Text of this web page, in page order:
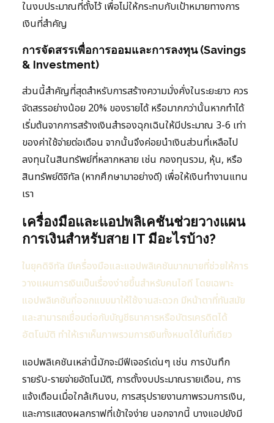
ในงบประมาณที่ตั้งไว้ เพื่อไม่ให้กระทบกับเป้าหมายทางการ
เงินที่สำคัญ
การจัดสรรเพื่อการออมและการลงทุน (Savings
& Investment)
ส่วนนี้สำคัญที่สุดสำหรับการสร้างความมั่งคั่งในระยะยาว ควร
จัดสรรอย่างน้อย 20% ของรายได้ หรือมากกว่านั้นหากทำได้
เริ่มต้นจากการสร้างเงินสำรองฉุกเฉินให้มีประมาณ 3-6 เท่า
ของค่าใช้จ่ายต่อเดือน จากนั้นจึงค่อยนำเงินส่วนที่เหลือไป
ลงทุนในสินทรัพย์ที่หลากหลาย เช่น กองทุนรวม, หุ้น, หรือ
สินทรัพย์ดิจิทัล (หากศึกษามาอย่างดี) เพื่อให้เงินทำงานแทน
เรา
เครื่องมือและแอปพลิเคชันช่วยวางแผน
การเงินสำหรับสาย IT มีอะไรบ้าง?
ในยุคดิจิทัล มีเครื่องมือและแอปพลิเคชันมากมายที่ช่วยให้การ
วางแผนการเงินเป็นเรื่องง่ายขึ้นสำหรับคนไอที โดยเฉพาะ
แอปพลิเคชันที่ออกแบบมาให้ใช้งานสะดวก มีหน้าตาที่ทันสมัย
และสามารถเชื่อมต่อกับบัญชีธนาคารหรือบัตรเครดิตได้
อัตโนมัติ ทำให้เราเห็นภาพรวมการเงินทั้งหมดได้ในที่เดียว
แอปพลิเคชันเหล่านี้มักจะมีฟีเจอร์เด่นๆ เช่น การบันทึก
รายรับ-รายจ่ายอัตโนมัติ, การตั้งงบประมาณรายเดือน, การ
แจ้งเตือนเมื่อใกล้เกินงบ, การสรุปรายงานภาพรวมการเงิน,
และการแสดงผลกราฟที่เข้าใจง่าย นอกจากนี้ บางแอปยังมี